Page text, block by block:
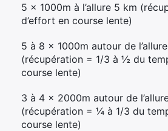
5 x 1000m à l’allure 5 km
d’effort en course lente)
5 à 8 x 1000m autour de
(récupération = 1/3 à ½ du
course lente)
3 à 4 x 2000m autour de
(récupération = ¼ à 1/3 du
course lente)